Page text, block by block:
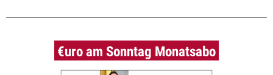
€uro am Sonntag Monatsabo